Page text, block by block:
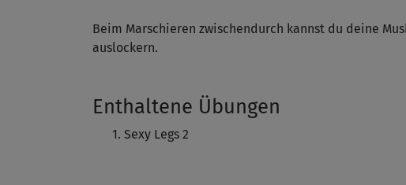
Beim Marschieren zwischendurch kannst du deine
auslockern.
Enthaltene Übungen
Sexy Legs 2